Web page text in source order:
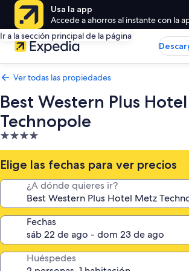
Usa la app
Accede a ahorros al instante con la
Ir a la sección principal de la página
Ver todas las propiedades
Best Western Plus
Technopole
Propiedad
de
4.0
estrellas
Elige las fechas para ver precios
¿A dónde quieres ir?
Fechas
Huéspedes